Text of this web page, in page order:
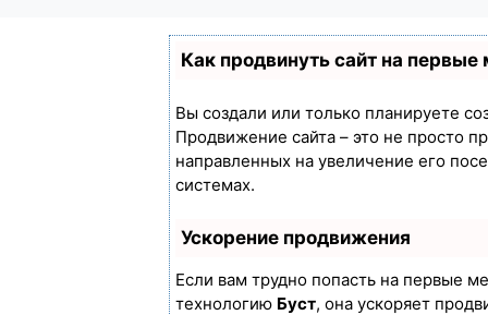
Как продвинуть сайт на первые
Вы создали или только планируете
Продвижение сайта – это не просто
направленных на увеличение его
системах.
Ускорение продвижения
Если вам трудно попасть на первые
технологию Буст, она ускоряет